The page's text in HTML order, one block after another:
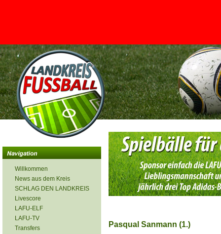
<
Willkommen
News aus dem Kreis
SCHLAG DEN LANDKREIS
Livescore
LAFU-ELF
LAFU-TV
Transfers
Pasqual Sanmann (1.)